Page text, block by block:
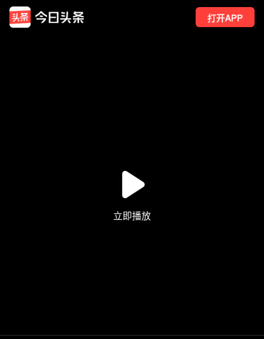
打开APP